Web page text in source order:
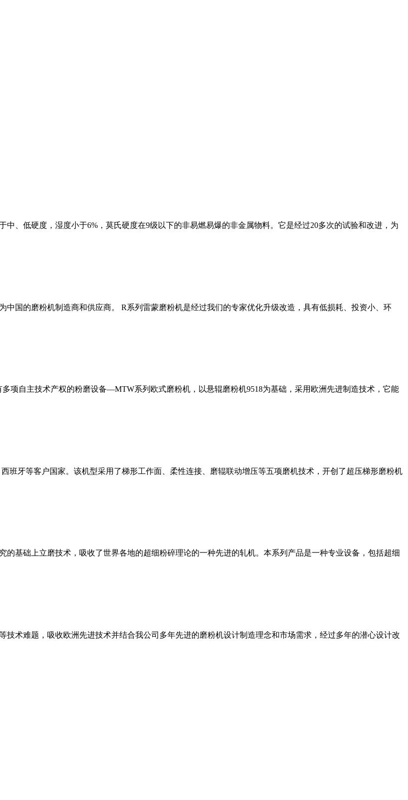
、低硬度，湿度小于6%，莫氏硬度在9级以下的非易燃易爆的非金属物料。它是经过20多次的试验和改进，为
国的磨粉机制造商和供应商。 R系列雷蒙磨粉机是经过我们的专家优化升级改造，具有低损耗、投资小、环
项自主技术产权的粉磨设备—MTW系列欧式磨粉机，以悬辊磨粉机9518为基础，采用欧洲先进制造技术，它能
班牙等客户国家。该机型采用了梯形工作面、柔性连接、磨辊联动增压等五项磨机技术，开创了超压梯形磨粉机
基础上立磨技术，吸收了世界各地的超细粉碎理论的一种先进的轧机。本系列产品是一种专业设备，包括超细
术难题，吸收欧洲先进技术并结合我公司多年先进的磨粉机设计制造理念和市场需求，经过多年的潜心设计改